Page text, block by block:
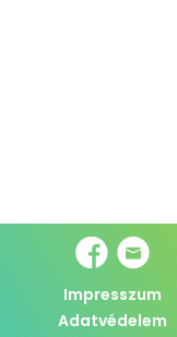
Impresszum
Adatvédelem